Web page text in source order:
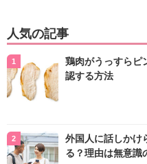
人気の記事
鶏肉がうっすらピ
認する方法
外国人に話しか
る？理由は無意識